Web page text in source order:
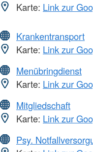
Karte: Link zur
Krankentransport
Karte: Link zur
Menübringdienst
Karte: Link zur
Mitgliedschaft
Karte: Link zur
Psy.